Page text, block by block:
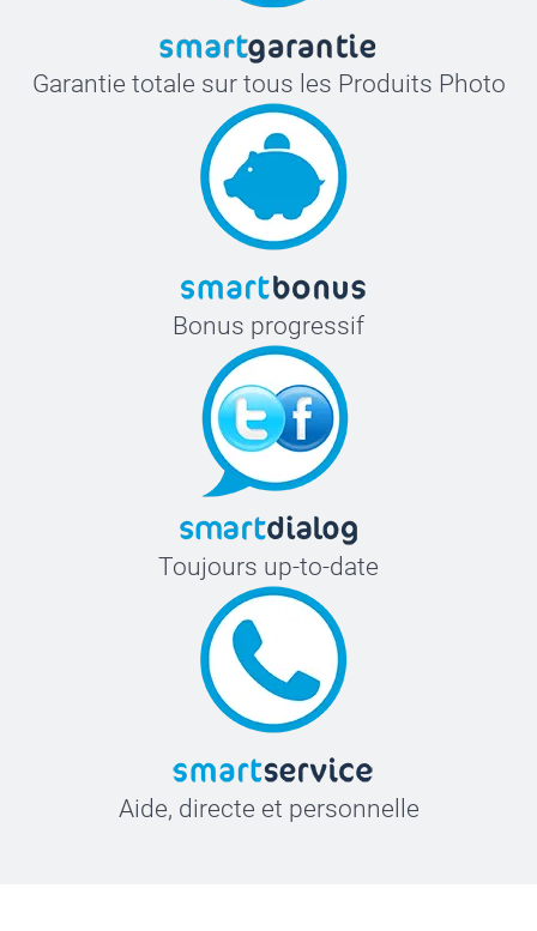
Garantie totale sur tous les Produits Photo
Bonus progressif
Toujours up-to-date
Aide, directe et personnelle